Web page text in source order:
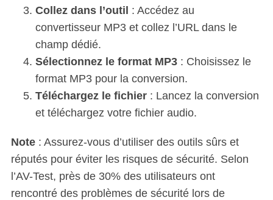
Collez dans l’outil : Accédez au
convertisseur MP3 et collez l’URL dans le
champ dédié.
Sélectionnez le format MP3: Choisissez le
format MP3 pour la conversion.
Téléchargez le fichier: Lancez la conversion
et téléchargez votre fichier audio.
Note: Assurez-vous d’utiliser des outils sûrs et
réputés pour éviter les risques de sécurité. Selon
l’AV-Test, près de 30% des utilisateurs ont
rencontré des problèmes de sécurité lors de